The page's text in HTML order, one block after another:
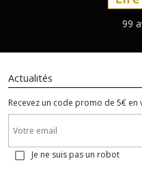
99
Actualités
Recevez un code promo de 5€
Je ne suis pas un robot